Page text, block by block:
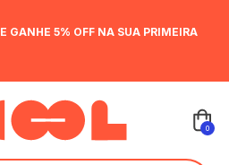
E GANHE 5% OFF NA SUA PRIMEIRA
0